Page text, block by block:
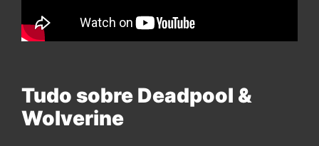
Tudo sobre Deadpool &
Wolverine